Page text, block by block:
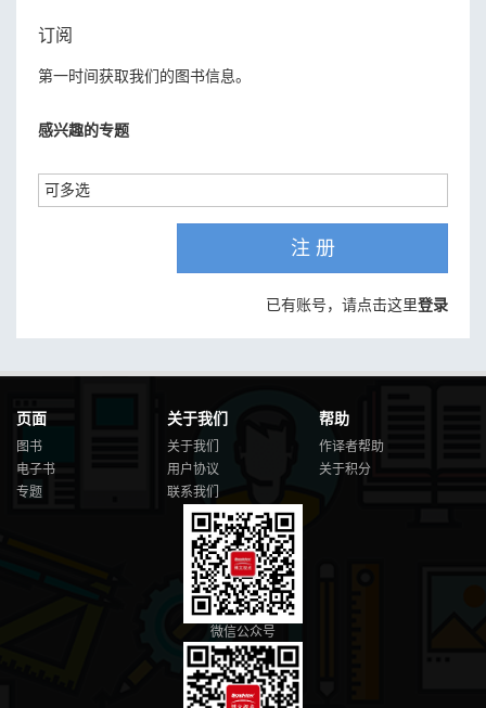
订阅
第一时间获取我们的图书信息。
感兴趣的专题
注 册
已有账号，请点击这里登录
页面
图书
电子书
专题
关于我们
关于我们
用户协议
联系我们
帮助
作译者帮助
关于积分
微信公众号